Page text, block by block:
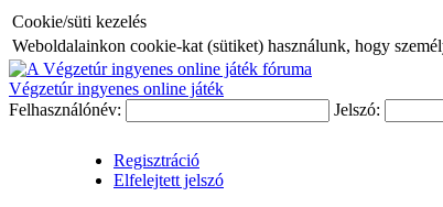
Cookie/süti kezelés
Weboldalainkon cookie-kat (sütiket) használunk, hogy
Végzetúr ingyenes online játék
Felhasználónév:
Jelszó:
Regisztráció
Elfelejtett jelszó